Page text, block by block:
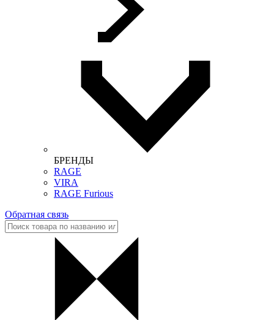
БРЕНДЫ
RAGE
VIRA
RAGE Furious
Обратная связь